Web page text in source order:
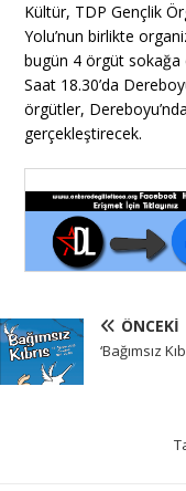
Kültür, TDP Gençlik
Yolu’nun birlikte
bugün 4 örgüt sokağa
Saat 18.30’da
örgütler,
gerçekleştirecek.
ÖNCEKI
‘Bağımsız